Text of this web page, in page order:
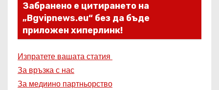
Забранено е цитирането на
„Bgvipnews.eu“ без да бъде
приложен хиперлинк!
Изпратете вашата статия
За връзка с нас
За медиино партньорство